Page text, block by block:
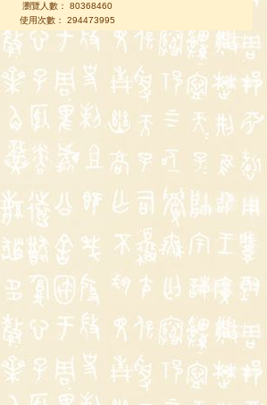
瀏覽人數： 80368460
使用次數： 294473995